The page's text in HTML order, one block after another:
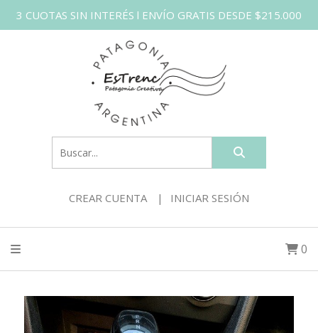
3 CUOTAS SIN INTERÉS l ENVÍO GRATIS DESDE $215.000
CREAR CUENTA INICIAR SESIÓN
0